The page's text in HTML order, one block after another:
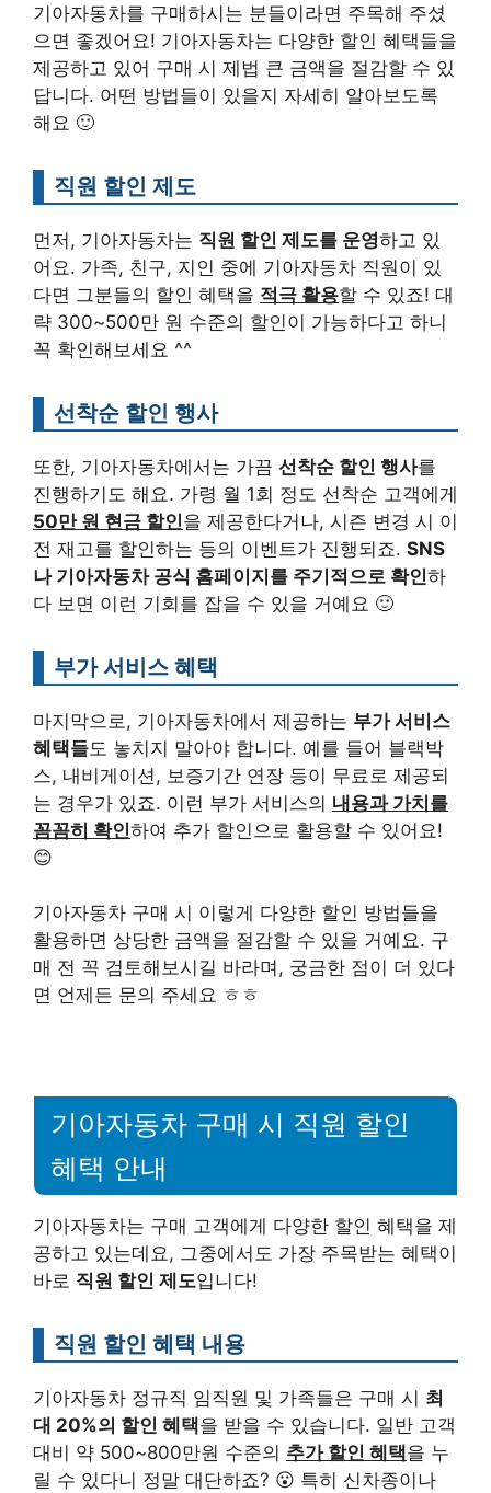
기아자동차를 구매하시는 분들이라면 주목해 주셨
으면 좋겠어요! 기아자동차는 다양한 할인 혜택들을
제공하고 있어 구매 시 제법 큰 금액을 절감할 수 있
답니다. 어떤 방법들이 있을지 자세히 알아보도록
해요 🙂
직원 할인 제도
먼저, 기아자동차는 직원 할인 제도를 운영하고 있
어요. 가족, 친구, 지인 중에 기아자동차 직원이 있
다면 그분들의 할인 혜택을 적극 활용할 수 있죠! 대
략 300~500만 원 수준의 할인이 가능하다고 하니
꼭 확인해보세요 ^^
선착순 할인 행사
또한, 기아자동차에서는 가끔 선착순 할인 행사를
진행하기도 해요. 가령 월 1회 정도 선착순 고객에게
50만 원 현금 할인을 제공한다거나, 시즌 변경 시 이
전 재고를 할인하는 등의 이벤트가 진행되죠. SNS
나 기아자동차 공식 홈페이지를 주기적으로 확인하
다 보면 이런 기회를 잡을 수 있을 거예요 🙂
부가 서비스 혜택
마지막으로, 기아자동차에서 제공하는 부가 서비스
혜택들도 놓치지 말아야 합니다. 예를 들어 블랙박
스, 내비게이션, 보증기간 연장 등이 무료로 제공되
는 경우가 있죠. 이런 부가 서비스의 내용과 가치를
꼼꼼히 확인하여 추가 할인으로 활용할 수 있어요!
😊
기아자동차 구매 시 이렇게 다양한 할인 방법들을
활용하면 상당한 금액을 절감할 수 있을 거예요. 구
매 전 꼭 검토해보시길 바라며, 궁금한 점이 더 있다
면 언제든 문의 주세요 ㅎㅎ
기아자동차 구매 시 직원 할인
혜택 안내
기아자동차는 구매 고객에게 다양한 할인 혜택을 제
공하고 있는데요, 그중에서도 가장 주목받는 혜택이
바로 직원 할인 제도입니다!
직원 할인 혜택 내용
기아자동차 정규직 임직원 및 가족들은 구매 시 최
대 20%의 할인 혜택을 받을 수 있습니다. 일반 고객
대비 약 500~800만원 수준의 추가 할인 혜택을 누
릴 수 있다니 정말 대단하죠? 😮 특히 신차종이나